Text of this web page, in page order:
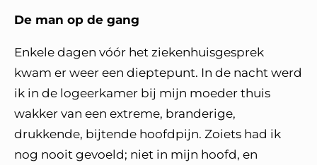
De man op de gang
Enkele dagen vóór het ziekenhuisgesprek
kwam er weer een dieptepunt. In de nacht werd
ik in de logeerkamer bij mijn moeder thuis
wakker van een extreme, branderige,
drukkende, bijtende hoofdpijn. Zoiets had ik
nog nooit gevoeld; niet in mijn hoofd, en